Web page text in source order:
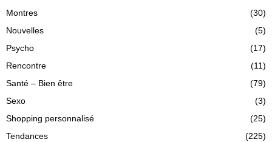
Montres
(30)
Nouvelles
(5)
Psycho
(17)
Rencontre
(11)
Santé – Bien être
(79)
Sexo
(3)
Shopping personnalisé
(25)
Tendances
(225)